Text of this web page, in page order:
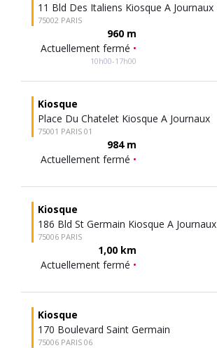
11 Bld Des Italiens Kiosque A Journaux
75002 PARIS
960 m
Actuellement fermé •
10h00-17h00
Kiosque
Place Du Chatelet Kiosque A Journaux
75001 PARIS 01
984 m
Actuellement fermé •
Kiosque
186 Bld St Germain Kiosque A Journaux
75006 PARIS
1,00 km
Actuellement fermé •
Kiosque
170 Boulevard Saint Germain
75006 PARIS 06